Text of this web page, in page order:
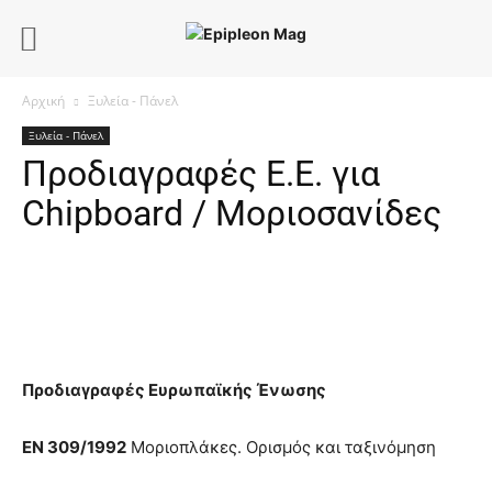
Αρχική Ξυλεία - Πάνελ
Ξυλεία - Πάνελ
Προδιαγραφές Ε.Ε. για
Chipboard / Μοριοσανίδες
Προδιαγραφές Ευρωπαϊκής Ένωσης
ΕΝ 309/1992 Μοριοπλάκες. Ορισμός και ταξινόμηση